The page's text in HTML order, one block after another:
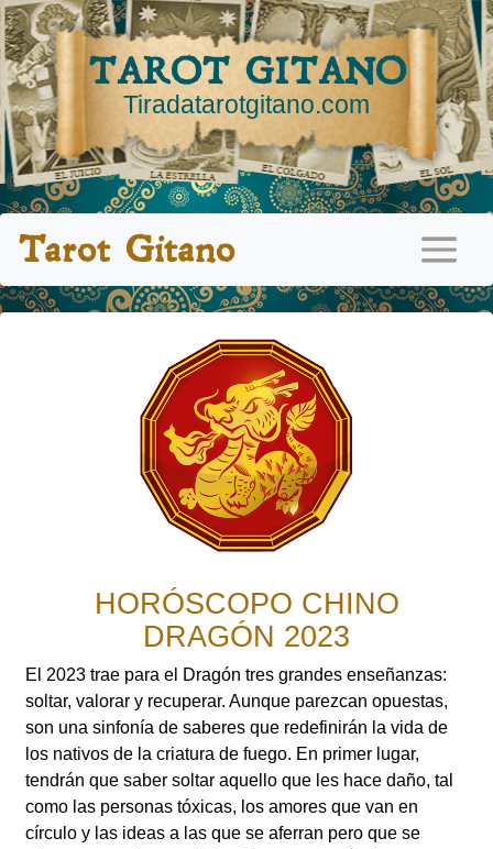
TAROT GITANO
Tiradatarotgitano.com
Tarot Gitano
HORÓSCOPO CHINO
DRAGÓN 2023
El 2023 trae para el Dragón tres grandes enseñanzas:
soltar, valorar y recuperar. Aunque parezcan opuestas,
son una sinfonía de saberes que redefinirán la vida de
los nativos de la criatura de fuego. En primer lugar,
tendrán que saber soltar aquello que les hace daño, tal
como las personas tóxicas, los amores que van en
círculo y las ideas a las que se aferran pero que se